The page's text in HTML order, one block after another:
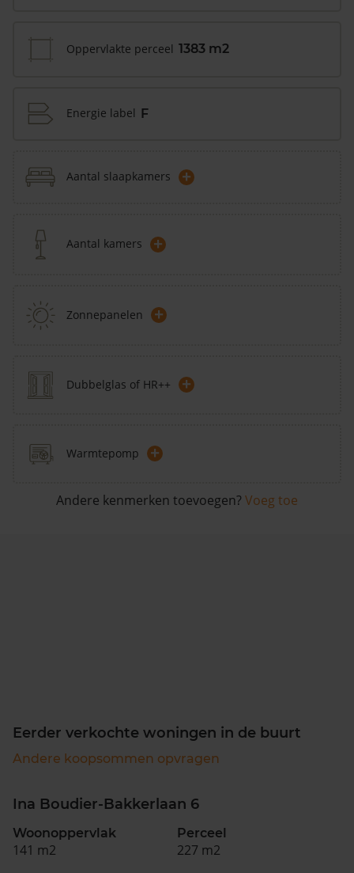
Oppervlakte perceel 1383 m2
Energie label F
Aantal slaapkamers +
Aantal kamers +
Zonnepanelen +
Dubbelglas of HR++ +
Warmtepomp +
Andere kenmerken toevoegen? Voeg toe
Eerder verkochte woningen in de buurt
Andere koopsommen opvragen
Ina Boudier-Bakkerlaan 6
Woonoppervlak
141 m2
Perceel
227 m2